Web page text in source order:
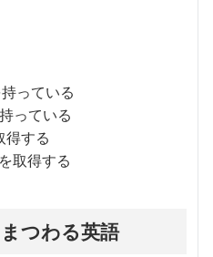
っている
っている
する
取得する
つわる英語